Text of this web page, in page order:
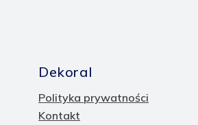
Dekoral
Polityka prywatności
Kontakt